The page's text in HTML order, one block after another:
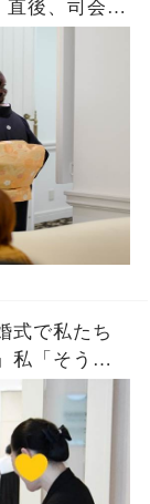
後、司会が
、社
を私がペ
式で私たち
私「そう
両親から